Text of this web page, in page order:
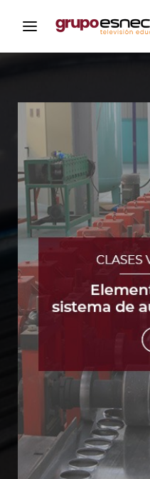
Iniciar
Para iniciar sesión
mismo usuario y
para acceder al
https://
Dirección de correo
Recuérdame